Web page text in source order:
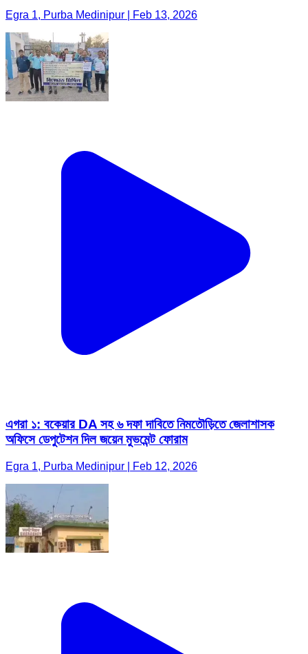
Egra 1, Purba Medinipur | Feb 13, 2026
এগরা ১: বকেয়ার DA সহ ৬ দফা দাবিতে নিমতৌড়িতে জেলাশাসক
অফিসে ডেপুটেশন দিল জয়েন মুভমেন্ট ফোরাম
Egra 1, Purba Medinipur | Feb 12, 2026